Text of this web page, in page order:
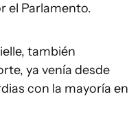
el Parlamento.
también
ya venía desde
con la mayoría en